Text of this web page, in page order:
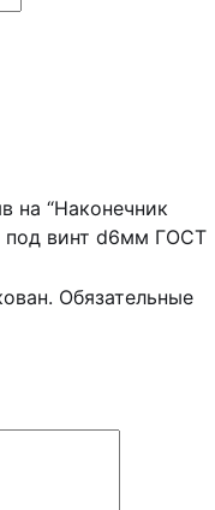
на “Наконечник
винт d6мм ГОСТ
Обязательные